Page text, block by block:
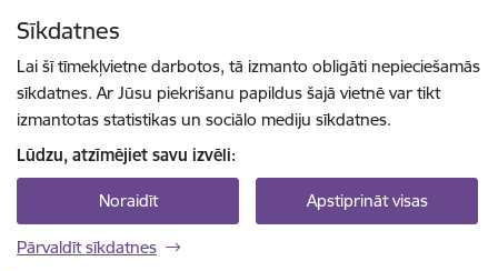
Sīkdatnes
Lai šī tīmekļvietne darbotos, tā izmanto obligāti nepieciešamās
sīkdatnes. Ar Jūsu piekrišanu papildus šajā vietnē var tikt
izmantotas statistikas un sociālo mediju sīkdatnes.
Lūdzu, atzīmējiet savu izvēli:
Noraidīt Apstiprināt visas
Pārvaldīt sīkdatnes